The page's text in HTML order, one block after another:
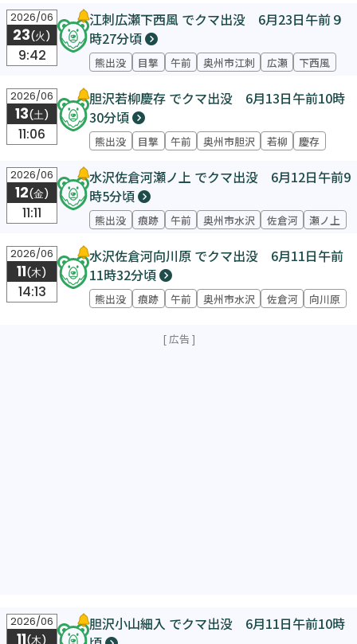
2026/06
23(火)
9:42
江刺広瀬下西風 でクマ出没 6月23日午前９
時27分頃
熊出没 目撃 午前 奥州市江刺 広瀬 下西風
2026/06
13(土)
11:06
胆沢若柳慶存 でクマ出没 6月13日午前10時
30分頃
熊出没 目撃 午前 奥州市胆沢 若柳 慶存
2026/06
12(金)
11:11
水沢佐倉河瀬ノ上 でクマ出没 6月12日午前9
時5分頃
熊出没 痕跡 午前 奥州市水沢 佐倉河 瀬ノ上
2026/06
11(木)
14:13
水沢佐倉河向川原 でクマ出没 6月11日午前
11時32分頃
熊出没 痕跡 午前 奥州市水沢 佐倉河 向川原
2026/06
11(木)
胆沢小山細入 でクマ出没 6月11日午前10時